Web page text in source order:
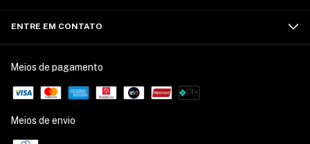
ENTRE EM CONTATO
Meios de pagamento
Meios de envio